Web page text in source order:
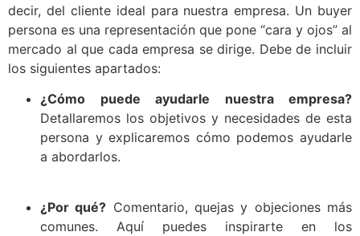
decir, del cliente ideal para nuestra empresa. Un buyer
persona es una representación que pone “cara y ojos” al
mercado al que cada empresa se dirige. Debe de incluir
los siguientes apartados:
¿Cómo puede ayudarle nuestra empresa?
Detallaremos los objetivos y necesidades de esta
persona y explicaremos cómo podemos ayudarle
a abordarlos.
¿Por qué? Comentario, quejas y objeciones más
comunes. Aquí puedes inspirarte en los